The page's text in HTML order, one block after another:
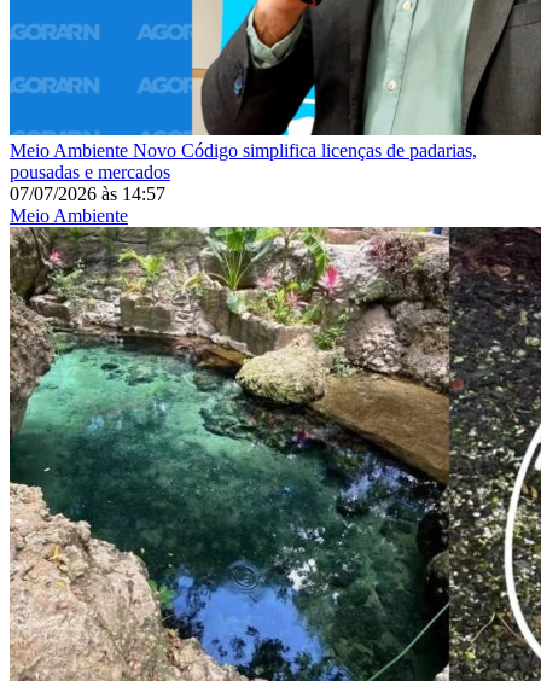
Meio Ambiente Novo Código simplifica licenças de padarias,
pousadas e mercados
07/07/2026 às 14:57
Meio Ambiente